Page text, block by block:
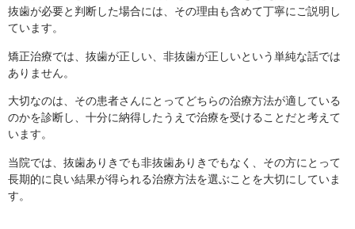
抜歯が必要と判断した場合には、その理由も含めて丁寧にご説明し
ています。
矯正治療では、抜歯が正しい、非抜歯が正しいという単純な話では
ありません。
大切なのは、その患者さんにとってどちらの治療方法が適している
のかを診断し、十分に納得したうえで治療を受けることだと考えて
います。
当院では、抜歯ありきでも非抜歯ありきでもなく、その方にとって
長期的に良い結果が得られる治療方法を選ぶことを大切にしていま
す。